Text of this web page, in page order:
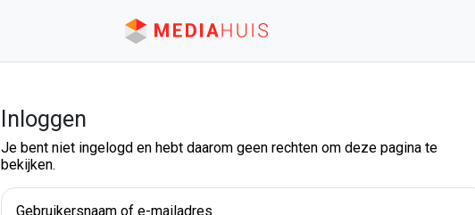
Inloggen
Je bent niet ingelogd en hebt daarom geen rechten om deze pagina te
bekijken.
Gebruikersnaam of e-mailadres